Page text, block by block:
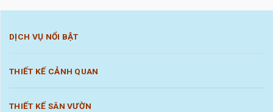
DỊCH VỤ NỔI BẬT
THIẾT KẾ CẢNH QUAN
THIẾT KẾ SÂN VƯỜN